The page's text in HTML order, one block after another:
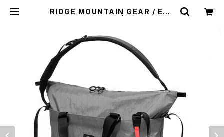
RIDGE MOUNTAIN GEAR / EVE